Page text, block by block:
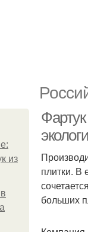
из
плитки. В
больших